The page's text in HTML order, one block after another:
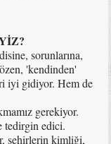
sorunlarına,
'kendinden'
iyi gidiyor. Hem de
gerekiyor.
tedirgin edici.
şehirlerin kimliği,